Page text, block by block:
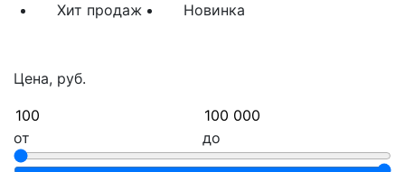
Хит продаж Новинка
Цена, руб.
от до